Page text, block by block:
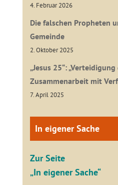
4. Februar 2026
Die falschen Propheten
Gemeinde
2. Oktober 2025
„Jesus 25“:
Zusammenarbeit mit
7. April 2025
In eigener Sache
Zur Seite
„In eigener Sache“